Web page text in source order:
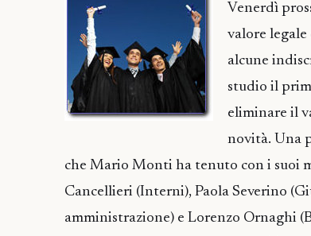
Venerdì
valore legale
alcune
studio il
eliminare il
novità. Una
che Mario Monti ha tenuto con i suoi
Cancellieri (Interni), Paola Severino
amministrazione) e Lorenzo Ornaghi